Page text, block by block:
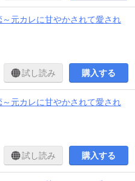
元カレに甘やかされて愛され
試し読み 購入する
元カレに甘やかされて愛され
試し読み 購入する